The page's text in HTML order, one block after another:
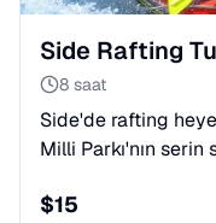
8 saat
Side'de rafting
Milli Parkı'nın
Profesyonel
Hemen yerinizi
$15